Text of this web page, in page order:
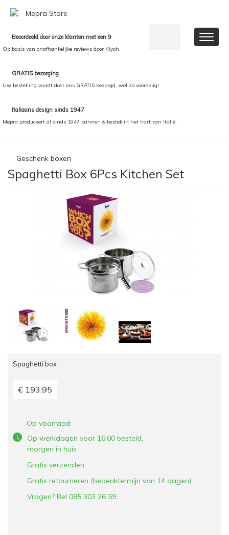
Beoordeeld door onze klanten met een 9
Op basis van onafhankelijke reviews door Kiyoh.
GRATIS bezorging
Uw bestelling wordt door ons GRATIS bezorgd, wel zo voordelig!
Italiaans design sinds 1947
Mepra produceert al sinds 1947 pannen & bestek in het hart van Italië.
Geschenk boxen
Spaghetti Box 6Pcs Kitchen Set
Spaghetti box
€ 193,95
Op voorraad
Op werkdagen voor 16:00 besteld,
morgen in huis
Gratis verzenden
Gratis retourneren (bedenktermijn van 14 dagen)
Vragen? Bel 085 303 26 59